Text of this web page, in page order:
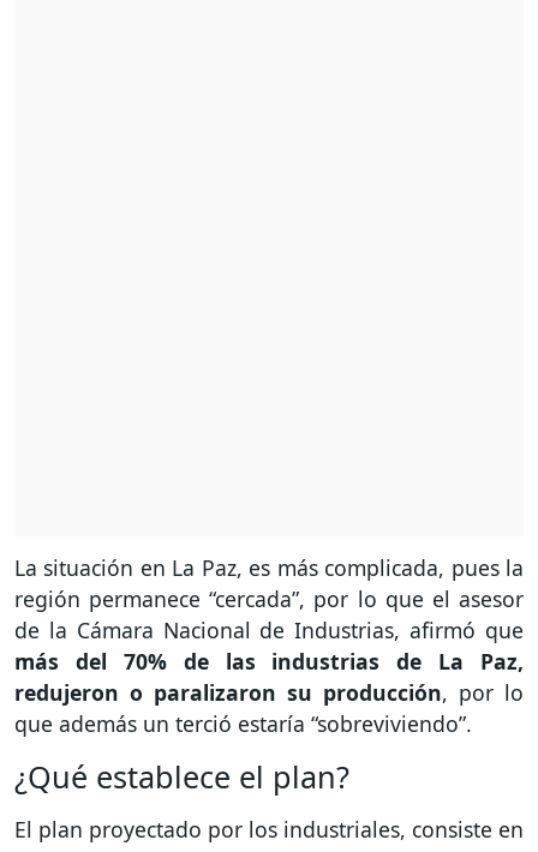
La situación en La Paz, es más complicada, pues la
región permanece “cercada”, por lo que el asesor
de la Cámara Nacional de Industrias, afirmó que
más del 70% de las industrias de La Paz,
redujeron o paralizaron su producción, por lo
que además un terció estaría “sobreviviendo”.
¿Qué establece el plan?
El plan proyectado por los industriales, consiste en